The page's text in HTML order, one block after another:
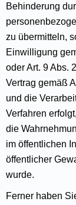
Behinderung
zu übermitteln,
Einwilligung
oder Art. 9 Abs.
Vertrag gemäß
und die
Verfahren
die
im öffentlichen
öffentlicher
wurde.
Ferner haben